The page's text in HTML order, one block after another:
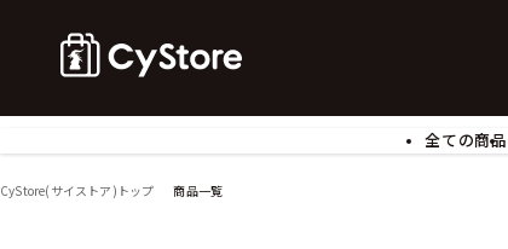
全ての商品
アクリルスタンド
CyStore(サイストア)トップ 商品一覧